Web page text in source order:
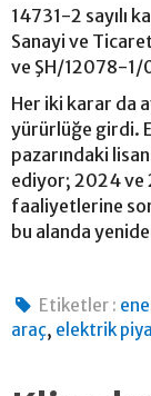
14731-2 sayılı
Sanayi ve
ve ŞH/12078-1/
Her iki karar da
yürürlüğe girdi.
pazarındaki
ediyor; 2024 ve
faaliyetlerine
bu alanda
Etiketler :
araç, elektrik